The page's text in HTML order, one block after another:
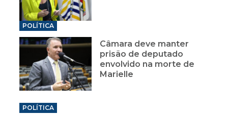
POLÍTICA
Câmara deve manter
prisão de deputado
envolvido na morte de
Marielle
POLÍTICA